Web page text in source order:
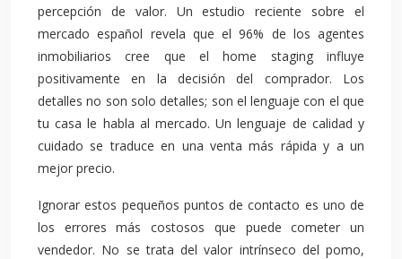
percepción de valor. Un estudio reciente sobre el
mercado español revela que el 96% de los agentes
inmobiliarios cree que el home staging influye
positivamente en la decisión del comprador. Los
detalles no son solo detalles; son el lenguaje con el que
tu casa le habla al mercado. Un lenguaje de calidad y
cuidado se traduce en una venta más rápida y a un
mejor precio.
Ignorar estos pequeños puntos de contacto es uno de
los errores más costosos que puede cometer un
vendedor. No se trata del valor intrínseco del pomo,